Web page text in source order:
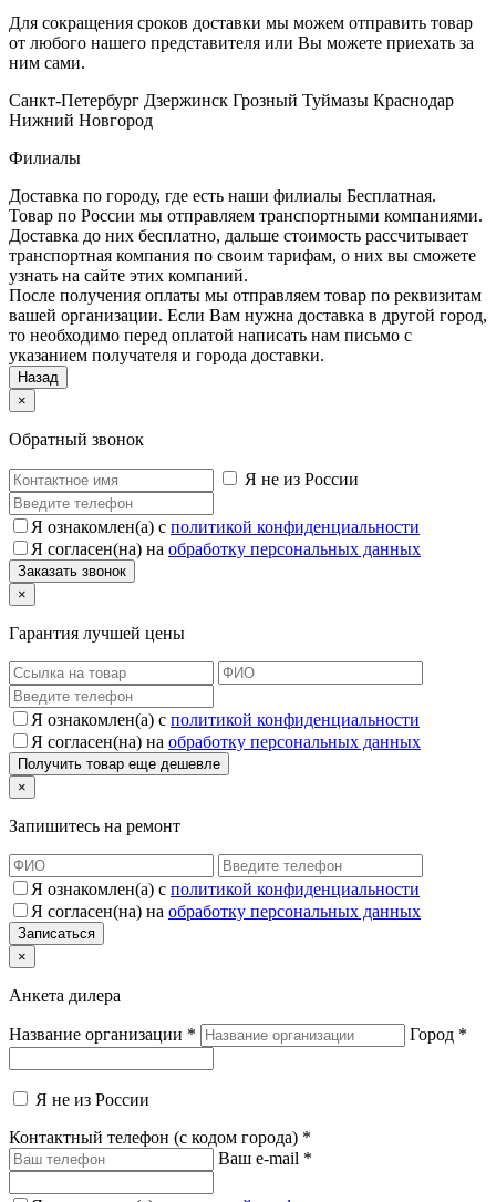
Для сокращения сроков доставки мы можем отправить товар
от любого нашего представителя или Вы можете приехать за
ним сами.
Санкт-Петербург Дзержинск Грозный Туймазы Краснодар
Нижний Новгород
Филиалы
Доставка по городу, где есть наши филиалы Бесплатная.
Товар по России мы отправляем транспортными компаниями.
Доставка до них бесплатно, дальше стоимость рассчитывает
транспортная компания по своим тарифам, о них вы сможете
узнать на сайте этих компаний.
После получения оплаты мы отправляем товар по реквизитам
вашей организации. Если Вам нужна доставка в другой город,
то необходимо перед оплатой написать нам письмо с
указанием получателя и города доставки.
Назад
×
Обратный звонок
Я не из России
Я ознакомлен(а) с политикой конфиденциальности
Я согласен(на) на обработку персональных данных
×
Гарантия лучшей цены
Я ознакомлен(а) с политикой конфиденциальности
Я согласен(на) на обработку персональных данных
×
Запишитесь на ремонт
Я ознакомлен(а) с политикой конфиденциальности
Я согласен(на) на обработку персональных данных
×
Анкета дилера
Название организации * Город *
Я не из России
Контактный телефон (с кодом города) *
Ваш e-mail *